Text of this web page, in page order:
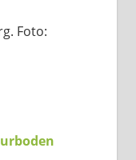
Foto: